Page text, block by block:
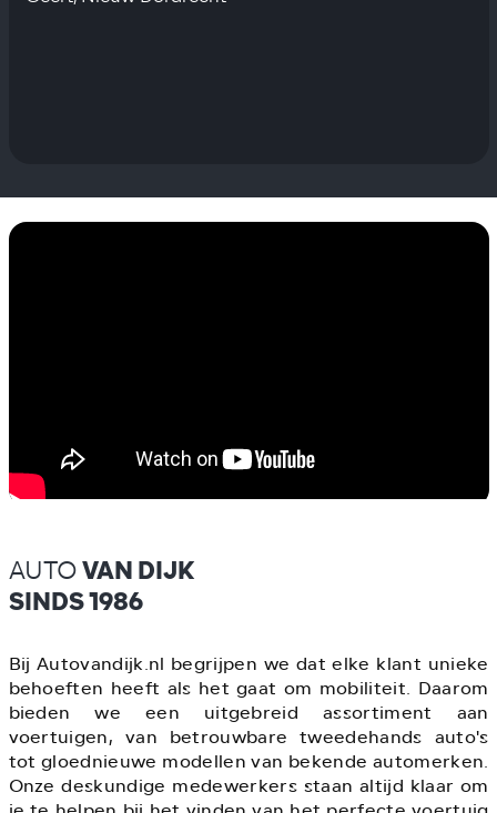
AUTO VAN DIJK
SINDS 1986
Bij Autovandijk.nl begrijpen we dat elke klant unieke
behoeften heeft als het gaat om mobiliteit. Daarom
bieden we een uitgebreid assortiment aan
voertuigen, van betrouwbare tweedehands auto's
tot gloednieuwe modellen van bekende automerken.
Onze deskundige medewerkers staan altijd klaar om